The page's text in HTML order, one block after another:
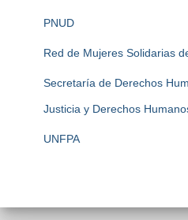
PNUD
Red de Mujeres Solidarias
Secretaría de Derechos
Justicia y Derechos
UNFPA